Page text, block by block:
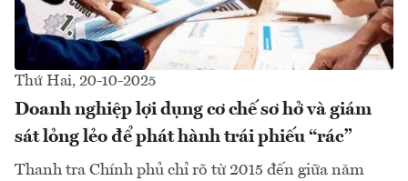
Thứ Hai, 20-10-2025
Doanh nghiệp lợi dụng cơ chế sơ hở và giám
sát lỏng lẻo để phát hành trái phiếu “rác”
Thanh tra Chính phủ chỉ rõ từ 2015 đến giữa năm